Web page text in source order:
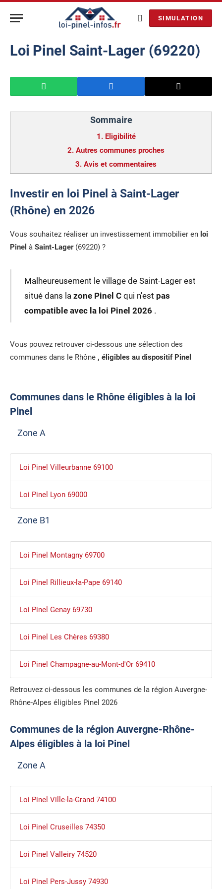
SIMULATION
Loi Pinel Saint-Lager (69220)
Sommaire
1. Eligibilité
2. Autres communes proches
3. Avis et commentaires
Investir en loi Pinel à Saint-Lager
(Rhône) en 2026
Vous souhaitez réaliser un investissement immobilier en loi
Pinel à Saint-Lager(69220) ?
Malheureusement le village de Saint-Lager est
situé dans la zone Pinel Cqui n'est pas
compatible avec la loi Pinel 2026 .
Vous pouvez retrouver ci-dessous une sélection des
communes dans le Rhône , éligibles au dispositif Pinel
Communes dans le Rhône éligibles à la loi
Pinel
Zone A
Loi Pinel Villeurbanne 69100
Loi Pinel Lyon 69000
Zone B1
Loi Pinel Montagny 69700
Loi Pinel Rillieux-la-Pape 69140
Loi Pinel Genay 69730
Loi Pinel Les Chères 69380
Loi Pinel Champagne-au-Mont-d'Or 69410
Retrouvez ci-dessous les communes de la région Auvergne-
Rhône-Alpes éligibles Pinel 2026
Communes de la région Auvergne-Rhône-
Alpes éligibles à la loi Pinel
Zone A
Loi Pinel Ville-la-Grand 74100
Loi Pinel Cruseilles 74350
Loi Pinel Valleiry 74520
Loi Pinel Pers-Jussy 74930